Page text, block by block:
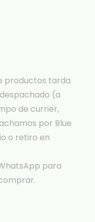
productos tarda
(a
de currier,
por Blue
o retiro en
para